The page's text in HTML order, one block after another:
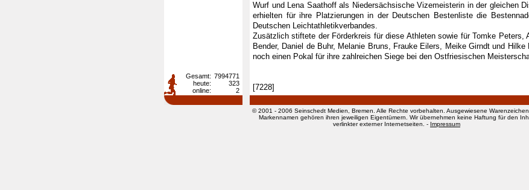
Wurf und Lena Saathoff als Niedersächsische Vizemeisterin in der gleichen
erhielten für ihre Platzierungen in der Deutschen Bestenliste die
Deutschen Leichtathletikverbandes.
Zusätzlich stiftete der Förderkreis für diese Athleten sowie für Tomke Peters,
Bender, Daniel de Buhr, Melanie Bruns, Frauke Eilers, Meike Girndt und Hilke
noch einen Pokal für ihre zahlreichen Siege bei den Ostfriesischen
[7228]
Gesamt: 7994771
heute:
323
online:
2
© 2001 - 2006 Seinschedt Medien, Bremen. Alle Rechte vorbehalten. Ausgewiesene
Markennamen gehören ihren jeweiligen Eigentümern. Wir übernehmen keine Haftung für den
verlinkter externer Internetseiten. - Impressum